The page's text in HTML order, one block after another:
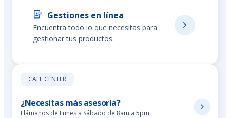
Gestiones en línea
Encuentra todo lo que necesitas para
gestionar tus productos.
CALL CENTER
¿Necesitas más asesoría?
Llámanos de Lunes a Sábado de 8am a 5pm